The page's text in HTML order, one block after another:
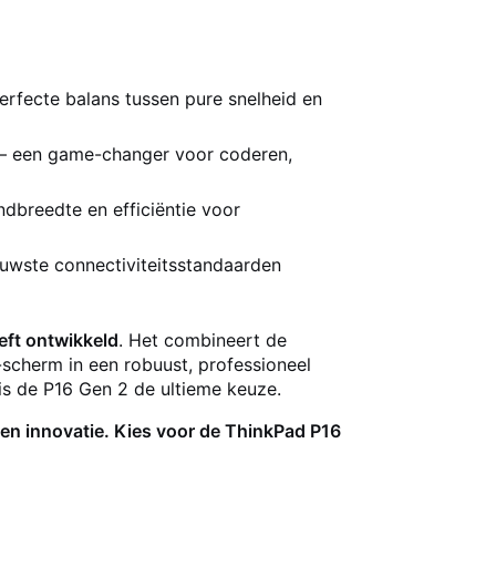
balans tussen pure snelheid en
een game-changer voor coderen,
en efficiëntie voor
connectiviteitsstandaarden
ontwikkeld. Het combineert de
in een robuust, professioneel
de P16 Gen 2 de ultieme keuze.
innovatie. Kies voor de ThinkPad P16